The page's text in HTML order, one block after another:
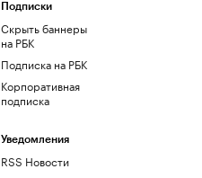
Подписки
Скрыть баннеры
на РБК
Подписка на РБК
Корпоративная
подписка
Уведомления
RSS Новости